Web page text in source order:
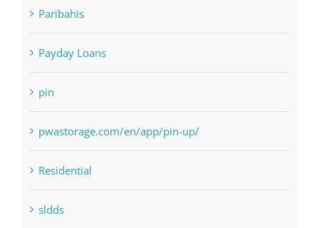
Paribahis
Payday Loans
pin
pwastorage.com/en/app/pin-up/
Residential
sldds